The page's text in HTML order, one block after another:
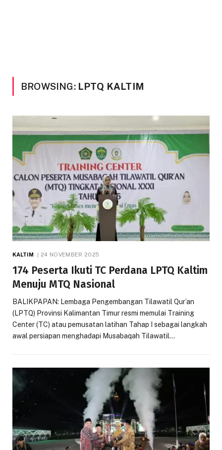
BROWSING: LPTQ KALTIM
KALTIM 24 NOVEMBER 2025
174 Peserta Ikuti TC Perdana LPTQ Kaltim
Menuju MTQ Nasional
BALIKPAPAN: Lembaga Pengembangan Tilawatil Qur’an
(LPTQ) Provinsi Kalimantan Timur resmi memulai Training
Center (TC) atau pemusatan latihan Tahap I sebagai langkah
awal persiapan menghadapi Musabaqah Tilawatil…